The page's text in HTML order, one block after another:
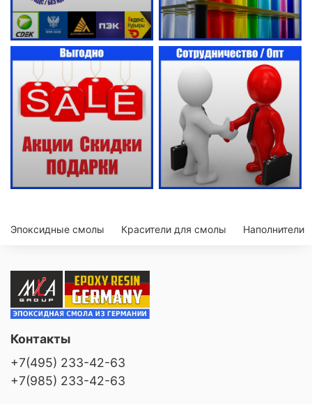
Эпоксидные смолы Красители для смолы Наполнители
Контакты
+7(495) 233-42-63
+7(985) 233-42-63